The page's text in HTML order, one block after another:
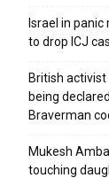
Israel in
to drop ICJ
British activist
being
Braverman
Mukesh
touching